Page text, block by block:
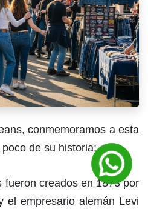
conmemoramos a esta
de su historia:
fueron creados en 1873 por
el empresario alemán Levi